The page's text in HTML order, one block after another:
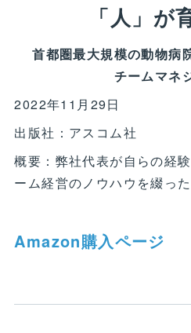
「人」が
首都圏最大規模の動物病
チームマネ
2022年11月29日
出版社：アスコム社
概要：弊社代表が自らの経
ーム経営のノウハウを綴った
Amazon購入ページ